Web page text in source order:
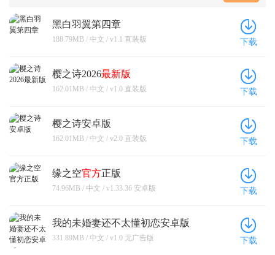
黑白羽翼第四章
188.79MB / 中文 / v1.1 直装版 下载
樱之诗2026最新版
162.01MB / 中文 / v1.0 直装版 下载
樱之诗安卓版
162.01MB / 中文 / v2.0 直装版 下载
缘之空官方正版
74.96MB / 中文 / v1.33.36 安卓版 下载
我的未婚妻还不太懂初恋安卓版
331.89MB / 中文 / v1.0 无广告版 下载